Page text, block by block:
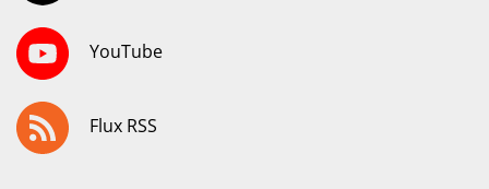
YouTube
Flux RSS